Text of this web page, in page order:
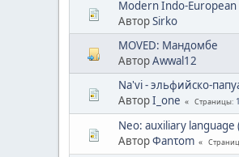
Modern Indo-European
АвторSirko
MOVED: Мандомбе
АвторAwwal12
Na'vi - эльфийско-
АвторI_one Страницы 1
Neo: auxiliary
АвторΦanτοm